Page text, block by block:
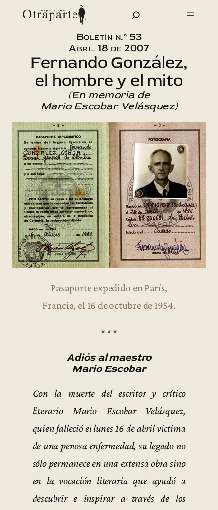
Saltar
Otraparte.org /Corporación Boletín/
Boletín n.º 53 –
Fernando González, el hombre y el mito
Boletín n.º 53
Abril 18 de 2007
Fernando González,
el hombre y el mito
(En memoria de
Mario Escobar Velásquez)
Pasaporte expedido en París,
Francia, el 16 de octubre de 1954.
* * *
Adiós al maestro
Mario Escobar
Con la muerte del escritor y crítico
literario Mario Escobar Velásquez,
quien falleció el lunes 16 de abril víctima
de una penosa enfermedad, su legado no
sólo permanece en una extensa obra sino
en la vocación literaria que ayudó a
descubrir e inspirar a través de los